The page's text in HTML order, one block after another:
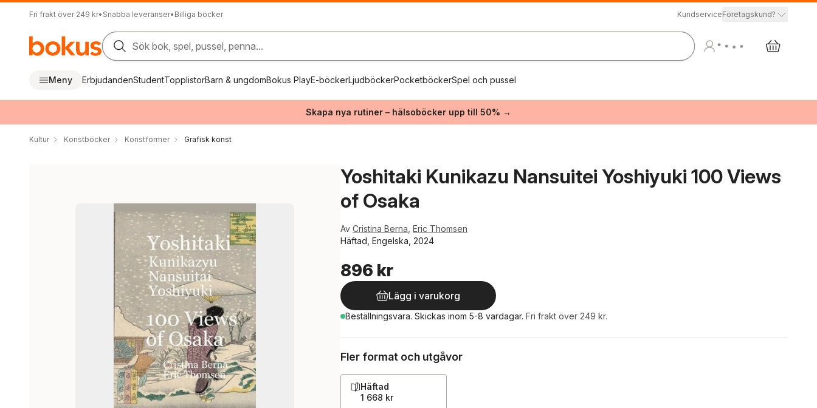
Fri frakt över 249 kr• Snabba leveranser• Billiga böcker KundserviceFöretagskund?
Sök bok, spel, pussel, penna...
Meny ErbjudandenStudentTopplistorBarn & ungdomBokus PlayE-böckerLjudböckerPocketböckerSpel och pussel
Skapa nya rutiner – hälsoböcker upp till 50% →
Kultur Konstböcker Konstformer Grafisk konst
Yoshitaki Kunikazu Nansuitei Yoshiyuki 100 Views
of Osaka
Av Cristina Berna Eric Thomsen
Häftad, Engelska, 2024
896 kr
Lägg i varukorg
Beställningsvara. Skickas inom 5-8 vardagar. Fri frakt över 249 kr.
Fler format och utgåvor
Häftad
1 668 kr